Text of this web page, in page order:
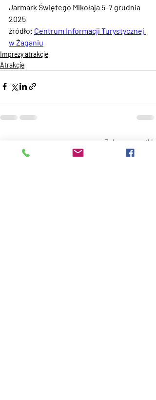
Jarmark Świętego Mikołaja 5–7 grudnia
2025
źródło: Centrum Informacji Turystycznej
w Żaganiu
Imprezy atrakcje
Atrakcje
Zobacz wszystkie